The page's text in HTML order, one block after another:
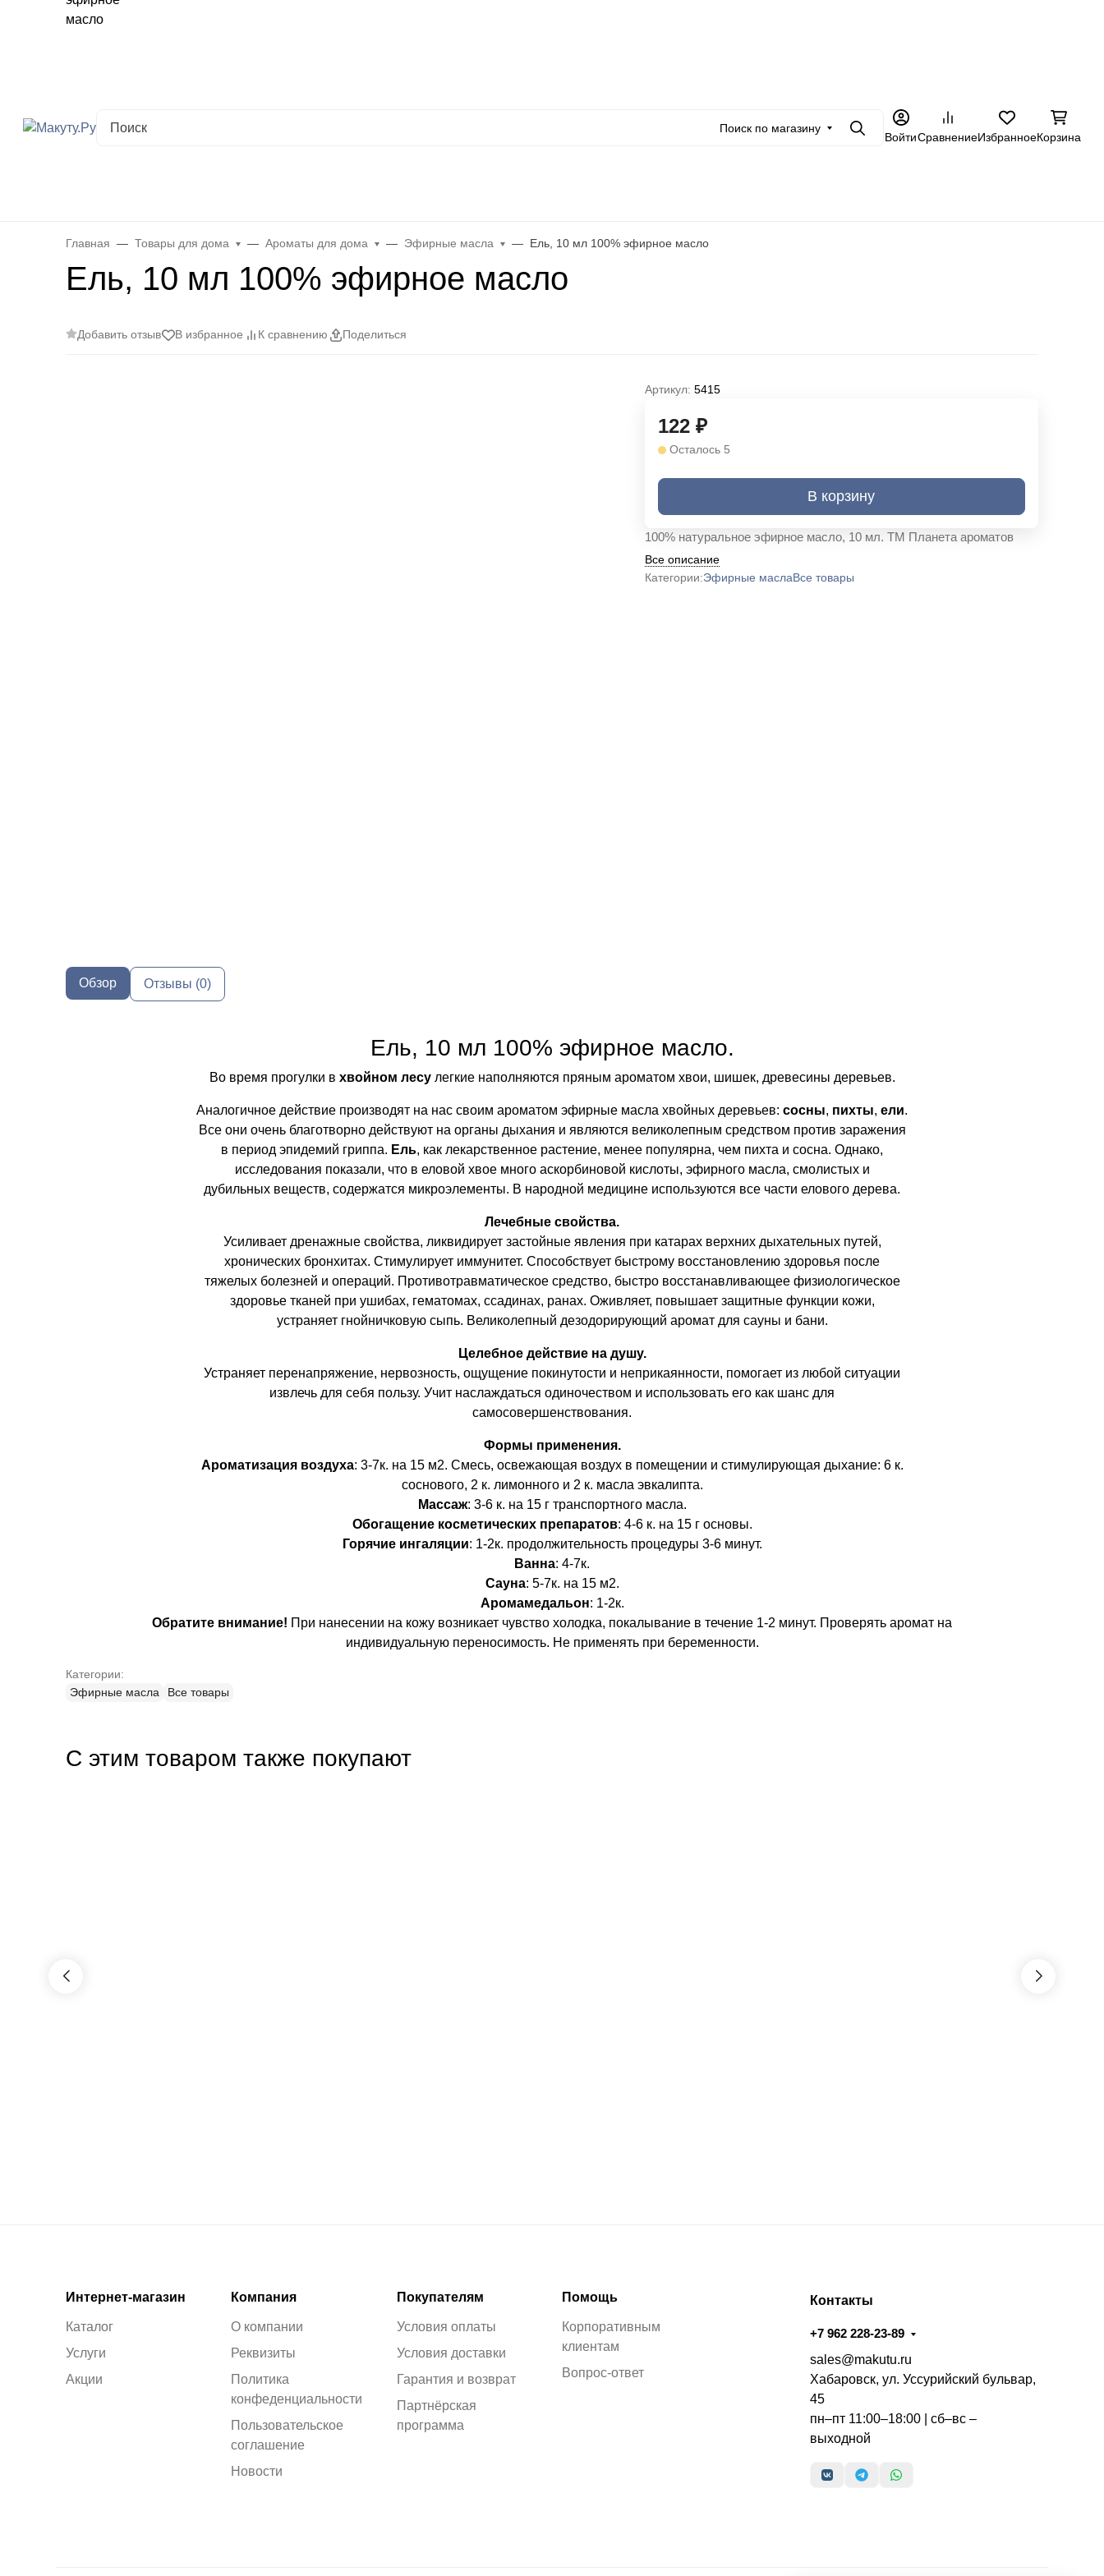
Поиск по магазину
ПоискВойтиСравнениеИзбранноеКорзина
Главная Товары для дома Ароматы для дома Эфирные масла Ель, 10 мл 100% эфирное масло
Ель, 10 мл 100% эфирное масло
Добавить отзыв В избранное К сравнению Поделиться
Артикул: 5415
122 ₽
Осталось 5
В корзину
100% натуральное эфирное масло, 10 мл. ТМ Планета ароматов
Все описание
Категории:Эфирные маслаВсе товары
Обзор Отзывы (0)
Ель, 10 мл 100% эфирное масло.
Во время прогулки в хвойном лесулегкие наполняются пряным ароматом хвои, шишек, древесины деревьев.
Аналогичное действие производят на нас своим ароматом эфирные масла хвойных деревьев: сосны, пихты, ели.
Все они очень благотворно действуют на органы дыхания и являются великолепным средством против заражения
в период эпидемий гриппа. Ель, как лекарственное растение, менее популярна, чем пихта и сосна. Однако,
исследования показали, что в еловой хвое много аскорбиновой кислоты, эфирного масла, смолистых и
дубильных веществ, содержатся микроэлементы. В народной медицине используются все части елового дерева.
Лечебные свойства.
Усиливает дренажные свойства, ликвидирует застойные явления при катарах верхних дыхательных путей,
хронических бронхитах. Стимулирует иммунитет. Способствует быстрому восстановлению здоровья после
тяжелых болезней и операций. Противотравматическое средство, быстро восстанавливающее физиологическое
здоровье тканей при ушибах, гематомах, ссадинах, ранах. Оживляет, повышает защитные функции кожи,
устраняет гнойничковую сыпь. Великолепный дезодорирующий аромат для сауны и бани.
Целебное действие на душу.
Устраняет перенапряжение, нервозность, ощущение покинутости и неприкаянности, помогает из любой ситуации
извлечь для себя пользу. Учит наслаждаться одиночеством и использовать его как шанс для
самосовершенствования.
Формы применения.
Ароматизация воздуха: 3-7к. на 15 м2. Смесь, освежающая воздух в помещении и стимулирующая дыхание: 6 к.
соснового, 2 к. лимонного и 2 к. масла эвкалипта.
Массаж: 3-6 к. на 15 г транспортного масла.
Обогащение косметических препаратов: 4-6 к. на 15 г основы.
Горячие ингаляции: 1-2к. продолжительность процедуры 3-6 минут.
Ванна: 4-7к.
Сауна: 5-7к. на 15 м2.
Аромамедальон: 1-2к.
Обратите внимание! При нанесении на кожу возникает чувство холодка, покалывание в течение 1-2 минут. Проверять аромат на
индивидуальную переносимость. Не применять при беременности.
Категории:
Эфирные масла
Все товары
С этим товаром также покупают
Интернет-магазин
Каталог
Услуги
Акции
Компания
О компании
Реквизиты
Политика
конфеденциальности
Пользовательское
соглашение
Новости
Покупателям
Условия оплаты
Условия доставки
Гарантия и возврат
Партнёрская
программа
Помощь
Корпоративным
клиентам
Вопрос-ответ
Контакты
+7 962 228-23-89
sales@makutu.ru
Хабаровск, ул. Уссурийский бульвар,
45
пн–пт 11:00–18:00 | сб–вс –
выходной